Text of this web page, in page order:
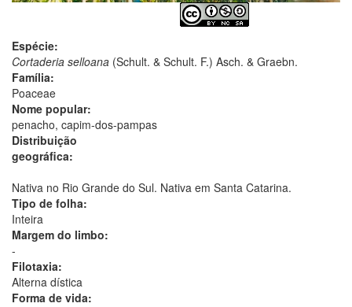
Espécie:
Cortaderia selloana (Schult. & Schult. F.) Asch. & Graebn.
Família:
Poaceae
Nome popular:
penacho, capim-dos-pampas
Distribuição
geográfica:
Nativa no Rio Grande do Sul. Nativa em Santa Catarina.
Tipo de folha:
Inteira
Margem do limbo:
-
Filotaxia:
Alterna dística
Forma de vida: